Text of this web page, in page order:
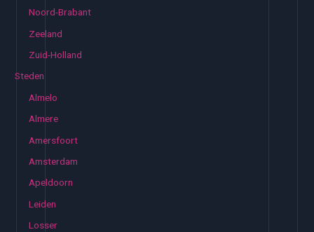
Noord-Brabant
Zeeland
Zuid-Holland
Steden
Almelo
Almere
Amersfoort
Amsterdam
Apeldoorn
Leiden
Losser